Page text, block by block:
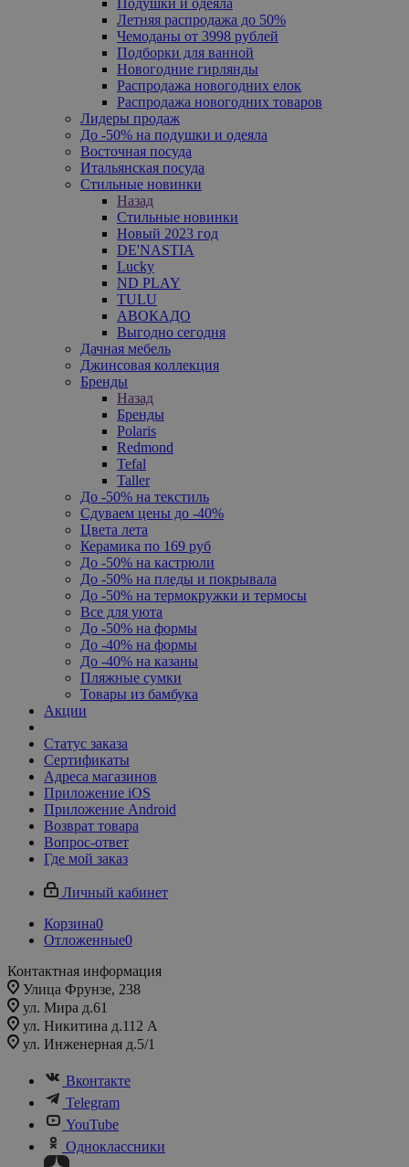
Летняя распродажа до 50%
Чемоданы от 3998 рублей
Подборки для ванной
Новогодние гирлянды
Распродажа новогодних елок
Распродажа новогодних товаров
Лидеры продаж
До -50% на подушки и одеяла
Восточная посуда
Итальянская посуда
Стильные новинки
Назад
Стильные новинки
Новый 2023 год
DE'NASTIA
Lucky
ND PLAY
TULU
АВОКАДО
Выгодно сегодня
Дачная мебель
Джинсовая коллекция
Бренды
Назад
Бренды
Polaris
Redmond
Tefal
Taller
До -50% на текстиль
Сдуваем цены до -40%
Цвета лета
Керамика по 169 руб
До -50% на кастрюли
До -50% на пледы и покрывала
До -50% на термокружки и термосы
Все для уюта
До -50% на формы
До -40% на формы
До -40% на казаны
Пляжные сумки
Товары из бамбука
Акции
Статус заказа
Сертификаты
Адреса магазинов
Приложение iOS
Приложение Android
Возврат товара
Вопрос-ответ
Где мой заказ
Личный кабинет
Корзина0
Отложенные0
Контактная информация
Улица Фрунзе, 238​
ул. Мира д.61
ул. Никитина д.112 А
ул. Инженерная д.5/1
Вконтакте
Telegram
YouTube
Одноклассники